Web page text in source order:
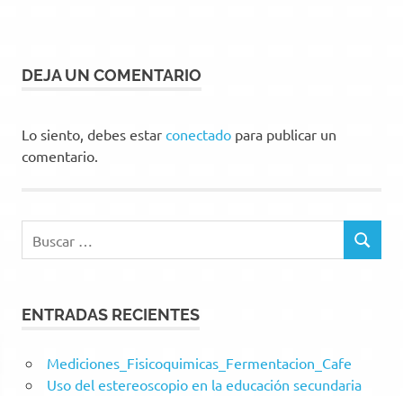
DEJA UN COMENTARIO
Lo siento, debes estar conectado para publicar un
comentario.
BUSCAR
ENTRADAS RECIENTES
Mediciones_Fisicoquimicas_Fermentacion_Cafe
Uso del estereoscopio en la educación secundaria